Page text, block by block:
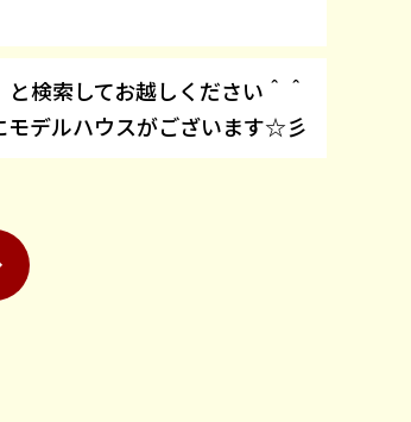
検索してお越しください＾＾
モデルハウスがございます☆彡